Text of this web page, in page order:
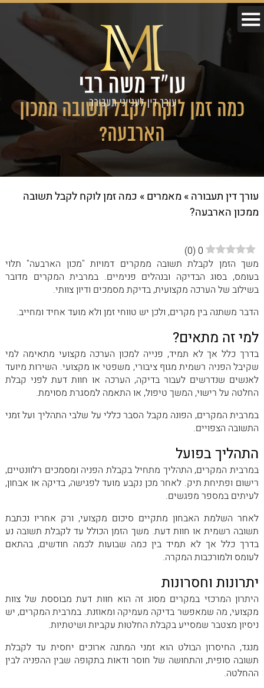
כמה זמן לוקח לקבל תשובה ממכון
הארבעה?
עורך דין תעבורה» מאמרים» כמה זמן לוקח לקבל תשובה
ממכון הארבעה?
0
(
0
)
משך הזמן לקבלת תשובה ממקרים דמויות "מכון הארבעה" תלוי
בעומס, בסוג הבדיקה ובנהלים פנימיים. במרבית המקרים מדובר
בשילוב של הערכה מקצועית, בדיקת מסמכים ודיון צוותי.
הדבר משתנה בין מקרים, ולכן יש טווחי זמן ולא מועד אחיד ומחייב.
למי זה מתאים?
בדרך כלל אך לא תמיד, פנייה למכון הערכה מקצועי מתאימה למי
שקיבל הפניה רשמית מגוף ציבורי, משפטי או מקצועי. השירות מיועד
לאנשים שנדרשים לעבור בדיקה, הערכה או חוות דעת לפני קבלת
החלטה על רישוי, המשך טיפול, או התאמה למסגרת מסוימת.
במרבית המקרים, הפונה מקבל הסבר כללי על שלבי התהליך ועל זמני
התשובה הצפויים.
התהליך בפועל
במרבית המקרים, התהליך מתחיל בקבלת הפניה ומסמכים רלוונטיים,
רישום ופתיחת תיק. לאחר מכן נקבע מועד לפגישה, בדיקה או אבחון,
לעיתים במספר מפגשים.
לאחר השלמת האבחון מתקיים סיכום מקצועי, ורק אחריו נכתבת
תשובה רשמית או חוות דעת. משך הזמן הכולל עד לקבלת תשובה נע
בדרך כלל אך לא תמיד בין כמה שבועות לכמה חודשים, בהתאם
לעומס ולמורכבות המקרה.
יתרונות וחסרונות
היתרון המרכזי במקרים מסוג זה הוא חוות דעת מבוססת של צוות
מקצועי, מה שמאפשר בדיקה מעמיקה ומאוזנת. במרבית המקרים, יש
ניסיון מצטבר שמסייע בקבלת החלטות עקביות ושיטתיות.
מנגד, החיסרון הבולט הוא זמני המתנה ארוכים יחסית עד לקבלת
תשובה סופית, והתחושה של חוסר ודאות בתקופה שבין ההפניה לבין
ההחלטה.